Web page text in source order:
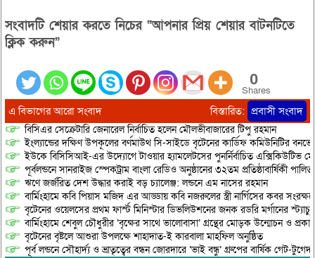
সংবাদটি শেয়ার করতে নিচের “আপনার প্রিয় শেয়ার বাটনটিতে
ক্লিক করুন”
0
Shares
এ বিভাগের আরো সংবাদ বিস্তারিত: প্রবাসী সংবাদ
বিসিএর সেক্রেটারি জেনারেল নির্বাচিত হলেন মৌলভীবাজারের টিপু রহমান
ইংল্যান্ডের দক্ষিণ উপকূলের বর্ণমাউথ সি-সাইডে বৃটেনের কার্ডিফ কমিউনিটির
ইউকে বিসিসিআই-এর উদ্যোগে টাওয়ার হ্যামলেটসের পুনর্নির্বাচিত এক্সিকিউটিভ
পূর্বলন্ডনে সানরাইজ স্পেকট্রাম বাংলা রেডিও অনুষ্ঠানের ৩২তম প্রতিষ্ঠাবার্ষিকী পালিত
​ঋণে জর্জরিত দেশ উদ্ধার করাই বড় চ্যালেঞ্জ: লন্ডনে এম নাসের রহমান
বার্মিংহামে কবি পিয়াস মজিদ এর আড্ডায় কবি নজরুলের স্ত্রী নার্গিসের কবর
বৃটেনের ওয়েলসের প্রথম ফার্স্ট মিনিস্টার ডিভলিউশনের জনক রডরি মর্গানের স্ট্যাচু
বার্মিংহামে শেবুল চৌধুরীর ‘বৃক্ষের সাথে ভালোবাসা’ গ্রন্থের মোড়ক উন্মোচন ও
বৃটেনের বৃষ্টলে আশুরা উপলক্ষে শাহাদাত-ই কারবালা মাহফিল অনুষ্ঠিত
পূর্ব লন্ডনে সৌহার্দ্য ও ভ্রাতৃত্বের বন্ধন জোরদারে ‘ভাই বন্ধু’ গ্রুপের বার্ষিক গেট-